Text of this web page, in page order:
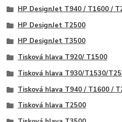
HP DesignJet T940 / T1600 /
HP DesignJet T2500
HP DesignJet T3500
Tisková hlava T920/ T1500
Tisková hlava T930/T1530/
Tisková hlava T940 / T1600 /
Tisková hlava T2500